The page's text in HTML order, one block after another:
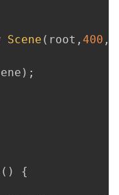
Scene ( root , 400 ,
) ;
( )
{